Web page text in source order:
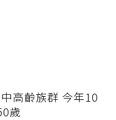
高齡族群 今年10
歲